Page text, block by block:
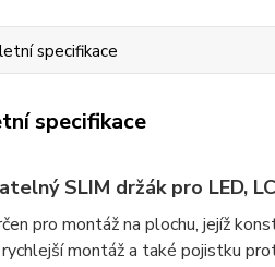
specifikace
specifikace
SLIM držák pro LED,
pro montáž na plochu, jejíž
montáž a také pojistku